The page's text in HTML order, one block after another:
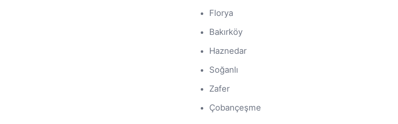
Florya
Bakırköy
Haznedar
Soğanlı
Zafer
Çobançeşme